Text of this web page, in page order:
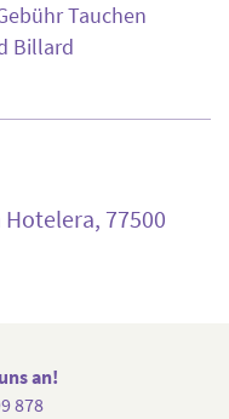
Tauchen
Billard
77500
an!
878